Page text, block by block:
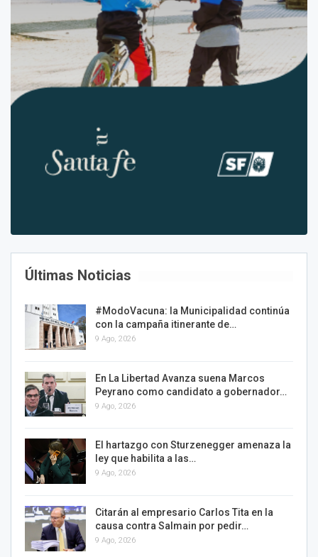
Últimas Noticias
#ModoVacuna: la Municipalidad continúa
con la campaña itinerante de…
9 Ago, 2026
En La Libertad Avanza suena Marcos
Peyrano como candidato a gobernador…
9 Ago, 2026
El hartazgo con Sturzenegger amenaza la
ley que habilita a las…
9 Ago, 2026
Citarán al empresario Carlos Tita en la
causa contra Salmain por pedir…
9 Ago, 2026